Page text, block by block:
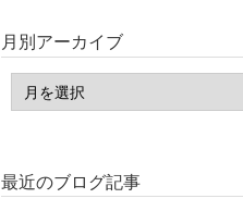
月別アーカイブ
最近のブログ記事